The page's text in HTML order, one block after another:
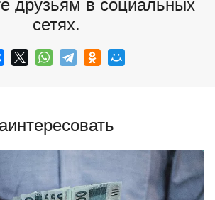
друзьям в социальных
сетях.